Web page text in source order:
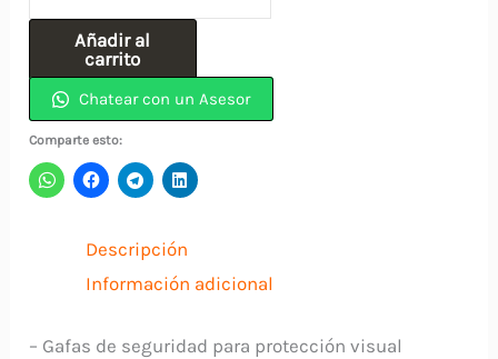
Gris
Deportiva
Anti
Rayadura
cantidad
Añadir al
carrito
Chatear con un Asesor
Comparte esto:
Descripción
Información adicional
– Gafas de seguridad para protección visual